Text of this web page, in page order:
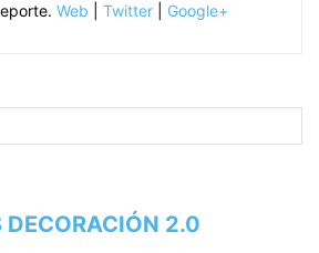
Web Twitter| Google+
DECORACIÓN 2.0